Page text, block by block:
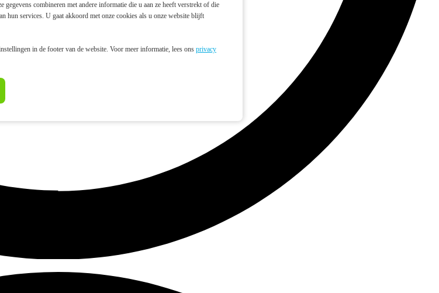
gegevens combineren met andere informatie die u aan ze heeft verstrekt of die
hun services. U gaat akkoord met onze cookies als u onze website blijft
in de footer van de website. Voor meer informatie, lees ons privacy